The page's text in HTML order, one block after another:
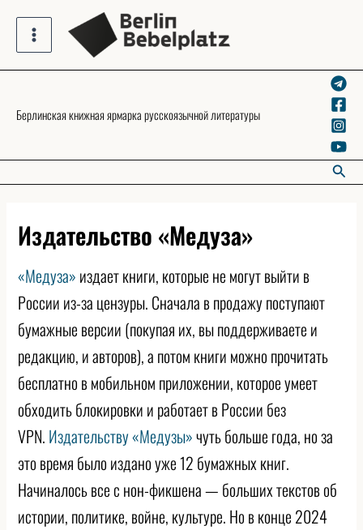
content Main
Берлинская книжная ярмарка русскоязычной литературы
Издательство «Медуза»
«Медуза» издает книги, которые не могут выйти в
России из-за цензуры. Сначала в продажу поступают
бумажные версии (покупая их, вы поддерживаете и
редакцию, и авторов), а потом книги можно прочитать
бесплатно в мобильном приложении, которое умеет
обходить блокировки и работает в России без
VPN. Издательству «Медузы»чуть больше года, но за
это время было издано уже 12 бумажных книг.
Начиналось все с нон-фикшена — больших текстов об
истории, политике, войне, культуре. Но в конце 2024